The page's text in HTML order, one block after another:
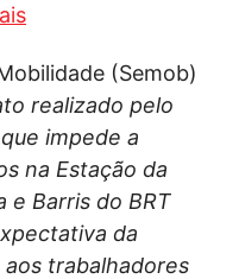
(Semob)
realizado pelo
impede a
na Estação da
e Barris do BRT
da
trabalhadores